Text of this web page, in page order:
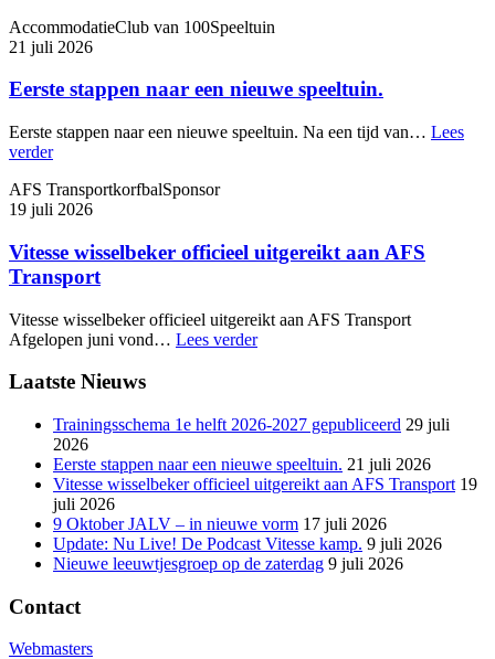
AccommodatieClub van 100Speeltuin
21 juli 2026
Eerste stappen naar een nieuwe speeltuin.
Eerste stappen naar een nieuwe speeltuin. Na een tijd van… Lees
verder
AFS TransportkorfbalSponsor
19 juli 2026
Vitesse wisselbeker officieel uitgereikt aan AFS
Transport
Vitesse wisselbeker officieel uitgereikt aan AFS Transport
Afgelopen juni vond… Lees verder
Laatste Nieuws
Trainingsschema 1e helft 2026-2027 gepubliceerd 29 juli
2026
Eerste stappen naar een nieuwe speeltuin. 21 juli 2026
Vitesse wisselbeker officieel uitgereikt aan AFS Transport 19
juli 2026
9 Oktober JALV – in nieuwe vorm 17 juli 2026
Update: Nu Live! De Podcast Vitesse kamp. 9 juli 2026
Nieuwe leeuwtjesgroep op de zaterdag 9 juli 2026
Contact
Webmasters